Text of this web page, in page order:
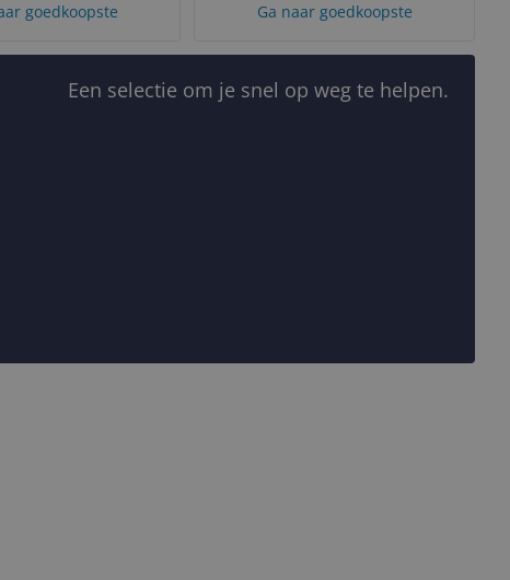
goedkoopste
Ga naar goedkoopste
Een selectie om je snel op weg te helpen.